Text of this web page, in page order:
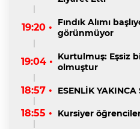
19:20 •
Fındık Alımı
görünmüyor
19:04 • Kurtulmuş: Eşsiz
olmuştur
18:57 • ESENLİK
18:55 • Kursiyer